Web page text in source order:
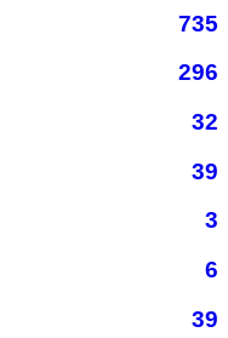
735
296
32
39
3
6
39